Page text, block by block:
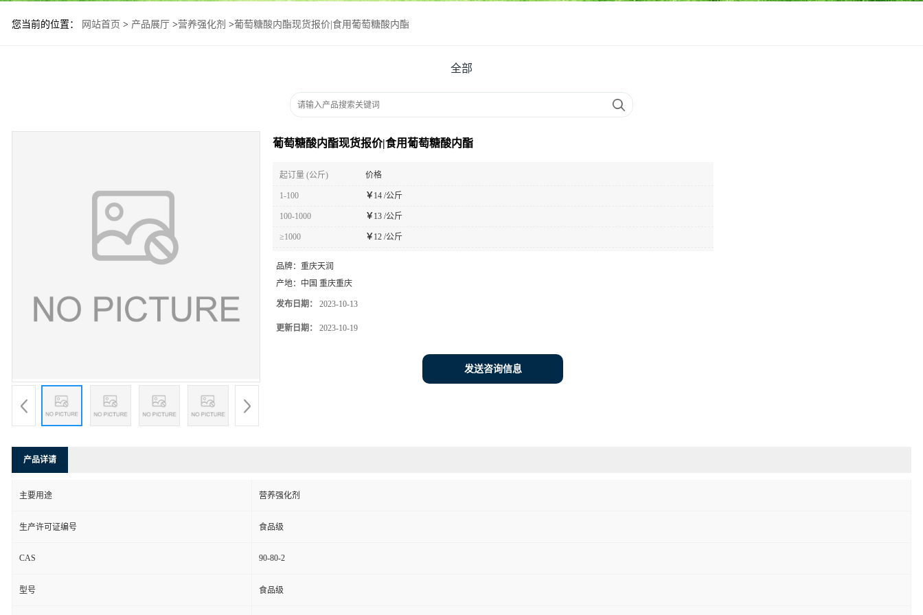
您当前的位置： 网站首页 > 产品展厅 >营养强化剂 >葡萄糖酸内酯现货报价|食用葡萄糖酸内酯
全部
葡萄糖酸内酯现货报价|食用葡萄糖酸内酯
起订量 (公斤) 价格
1-100 ￥ 14 /公斤
100-1000 ￥ 13 /公斤
≥1000 ￥ 12 /公斤
品牌： 重庆天润
产地： 中国 重庆重庆
发布日期： 2023-10-13
更新日期： 2023-10-19
发送咨询信息
产品详请
主要用途 营养强化剂
生产许可证编号 食品级
CAS 90-80-2
型号 食品级